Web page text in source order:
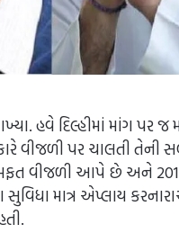
હવે દિલ્હીમાં માંગ
વીજળી પર ચાલતી તેની
મફત વીજળી આપે છે અને
માત્ર એપ્લાય